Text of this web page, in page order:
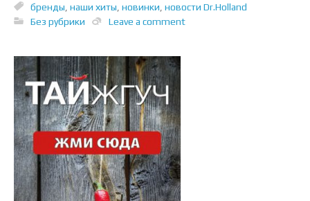
бренды наши хиты новинки новости Dr.Holland
Без рубрики
Leave a comment